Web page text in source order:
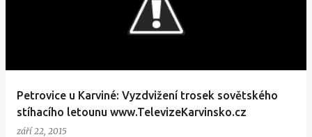
Petrovice u Karviné: Vyzdvižení trosek sovětského
stíhacího letounu www.TelevizeKarvinsko.cz
září 22, 2015